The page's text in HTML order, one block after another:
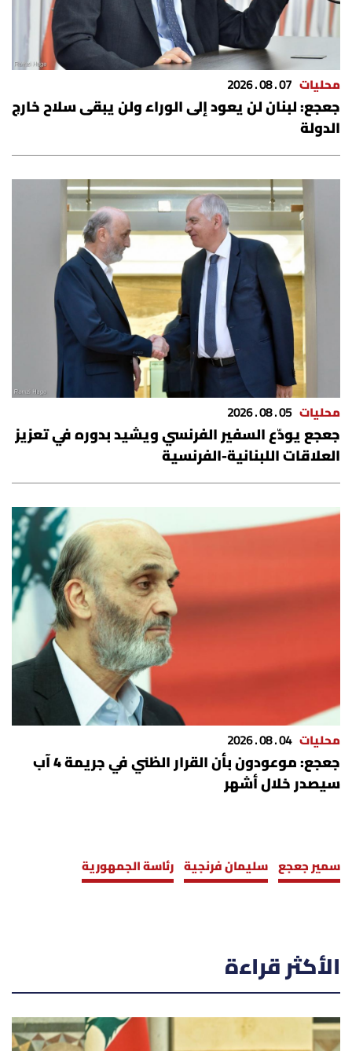
محليات 07 . 08 . 2026
جعجع: لبنان لن يعود إلى الوراء ولن يبقى سلاح خارج
الدولة
محليات 05 . 08 . 2026
جعجع يودّع السفير الفرنسي ويشيد بدوره في تعزيز
العلاقات اللبنانية-الفرنسية
محليات 04 . 08 . 2026
جعجع: موعودون بأن القرار الظني في جريمة 4 آب
سيصدر خلال أشهر
سمير جعجع سليمان فرنجية رئاسة الجمهورية
الأكثر قراءة